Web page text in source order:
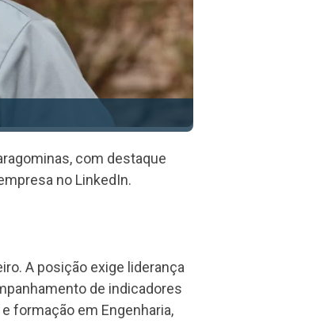
com destaque
no LinkedIn.
A posição exige liderança
de indicadores
formação em Engenharia,